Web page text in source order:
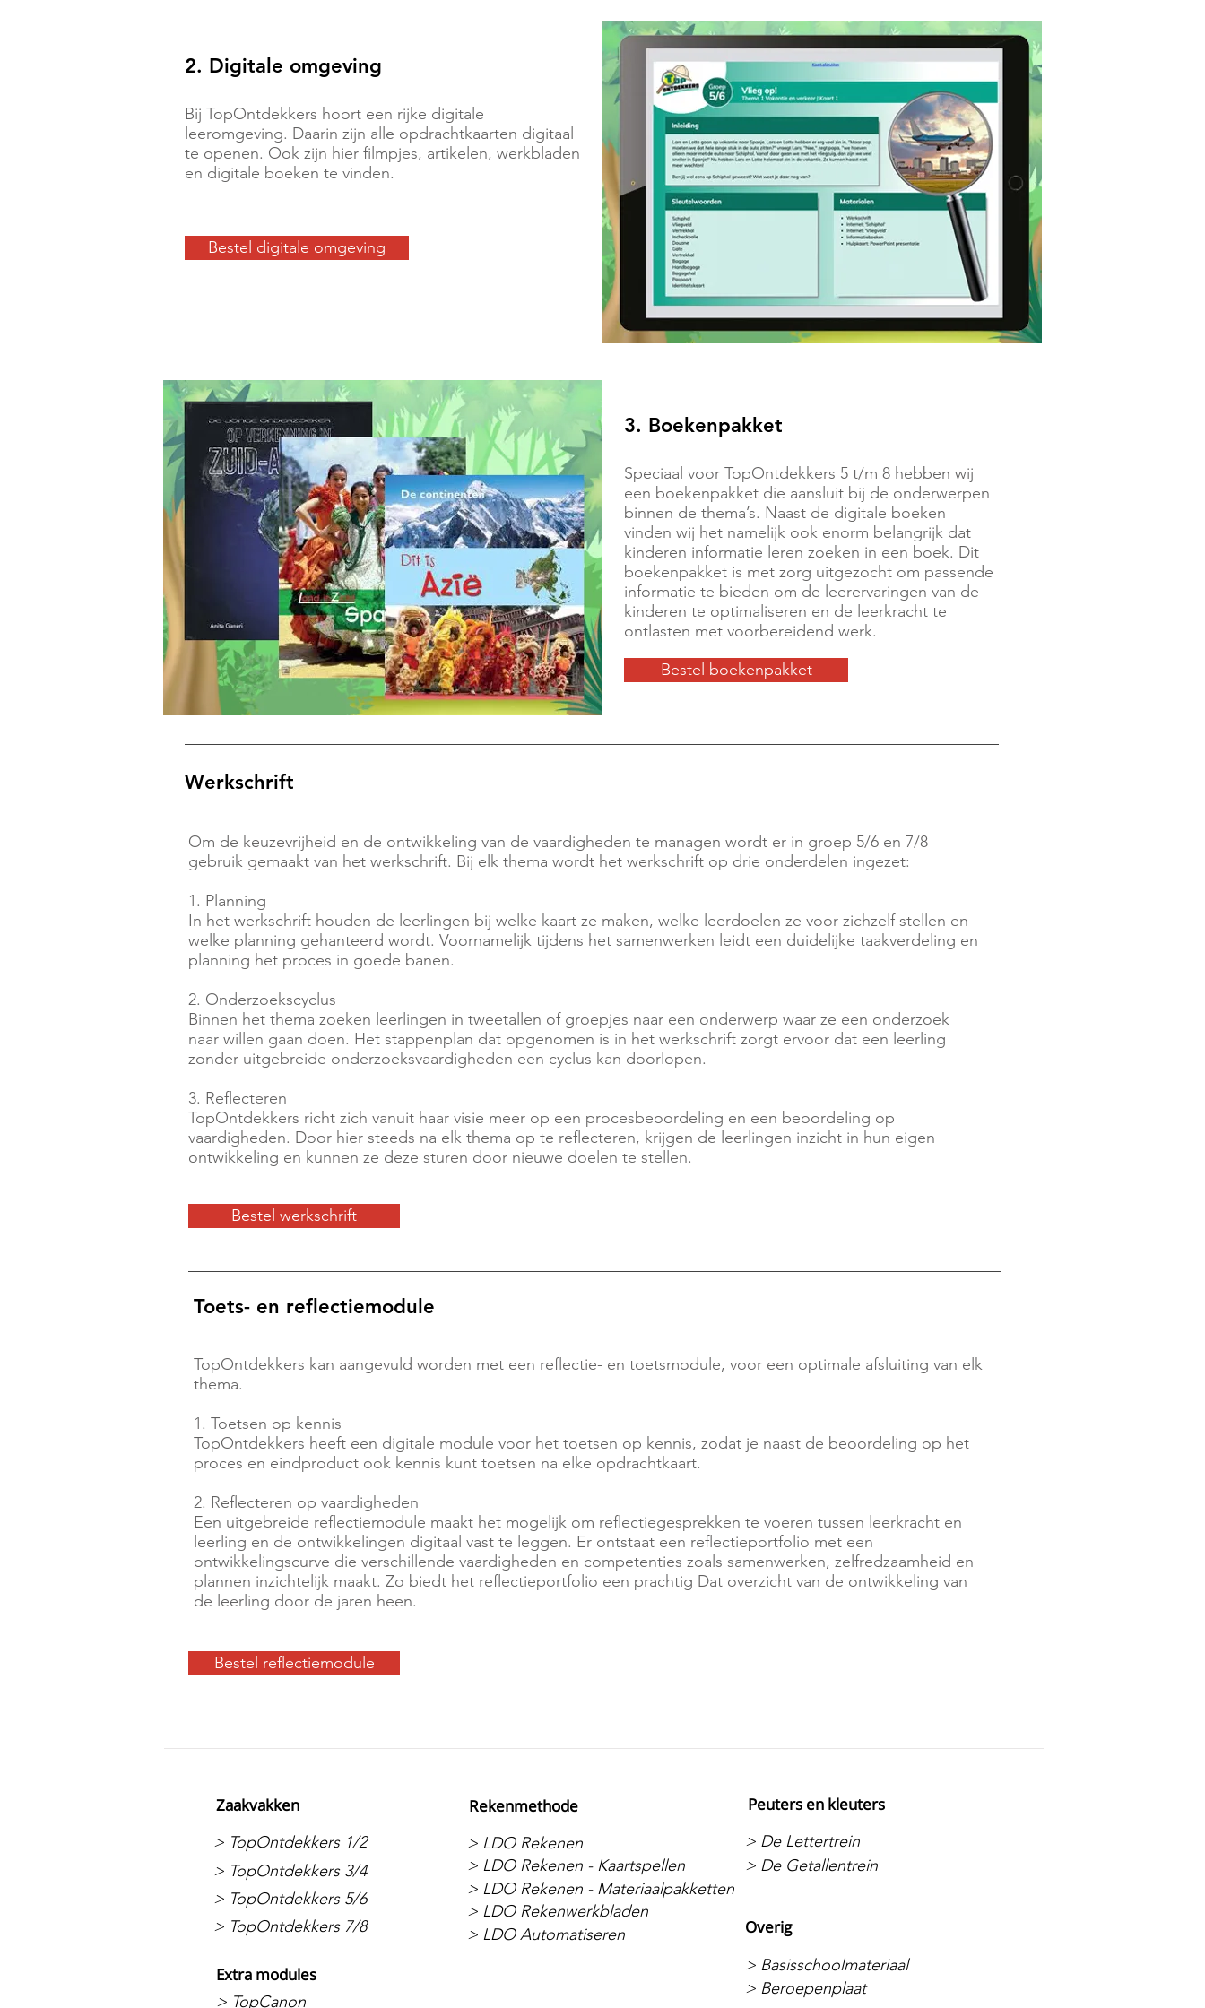
2. Digitale omgeving
Bij TopOntdekkers hoort een rijke digitale
leeromgeving. Daarin zijn alle opdrachtkaarten digitaal
te openen. Ook zijn hier filmpjes, artikelen, werkbladen
en digitale boeken te vinden.
Bestel digitale omgeving
3. Boekenpakket
Speciaal voor TopOntdekkers 5 t/m 8 hebben wij
een boekenpakket die aansluit bij de onderwerpen
binnen de thema’s. Naast de digitale boeken
vinden wij het namelijk ook enorm belangrijk dat
kinderen informatie leren zoeken in een boek. Dit
boekenpakket is met zorg uitgezocht om passende
informatie te bieden om de leerervaringen van de
kinderen te optimaliseren en de leerkracht te
ontlasten met voorbereidend werk.
Bestel boekenpakket
Werkschrift
Om de keuzevrijheid en de ontwikkeling van de vaardigheden te managen wordt er in groep 5/6 en 7/8
gebruik gemaakt van het werkschrift. Bij elk thema wordt het werkschrift op drie onderdelen ingezet:
1. Planning
In het werkschrift houden de leerlingen bij welke kaart ze maken, welke leerdoelen ze voor zichzelf stellen en
welke planning gehanteerd wordt. Voornamelijk tijdens het samenwerken leidt een duidelijke taakverdeling en
planning het proces in goede banen.
2. Onderzoekscyclus
Binnen het thema zoeken leerlingen in tweetallen of groepjes naar een onderwerp waar ze een onderzoek
naar willen gaan doen. Het stappenplan dat opgenomen is in het werkschrift zorgt ervoor dat een leerling
zonder uitgebreide onderzoeksvaardigheden een cyclus kan doorlopen.
3. Reflecteren
TopOntdekkers richt zich vanuit haar visie meer op een procesbeoordeling en een beoordeling op
vaardigheden. Door hier steeds na elk thema op te reflecteren, krijgen de leerlingen inzicht in hun eigen
ontwikkeling en kunnen ze deze sturen door nieuwe doelen te stellen.
Bestel werkschrift
Toets- en reflectiemodule
TopOntdekkers kan aangevuld worden met een reflectie- en toetsmodule, voor een optimale afsluiting van elk
thema.
1. Toetsen op kennis
TopOntdekkers heeft een digitale module voor het toetsen op kennis, zodat je naast de beoordeling op het
proces en eindproduct ook kennis kunt toetsen na elke opdrachtkaart.
2. Reflecteren op vaardigheden
Een uitgebreide reflectiemodule maakt het mogelijk om reflectiegesprekken te voeren tussen leerkracht en
leerling en de ontwikkelingen digitaal vast te leggen. Er ontstaat een reflectieportfolio met een
ontwikkelingscurve die verschillende vaardigheden en competenties zoals samenwerken, zelfredzaamheid en
plannen inzichtelijk maakt. Zo biedt het reflectieportfolio een prachtig Dat overzicht van de ontwikkeling van
de leerling door de jaren heen.
Bestel reflectiemodule
Zaakvakken
> TopOntdekkers 1/2
> TopOntdekkers 3/4
> TopOntdekkers 5/6
> TopOntdekkers 7/8
Extra modules
> TopCanon
Rekenmethode
> LDO Rekenen
> LDO Rekenwerkbladen
> LDO Rekenen - Materiaalpakketten
> LDO Rekenen - Kaartspellen
> LDO Automatiseren
Peuters en kleuters
> De Lettertrein
> De Getallentrein
Overig
> Basisschoolmateriaal
> Beroepenplaat